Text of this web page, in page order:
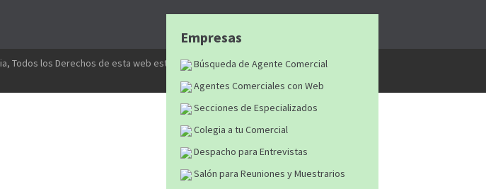
Empresas
Búsqueda de Agente Comercial
Agentes Comerciales con Web
Secciones de Especializados
Colegia a tu Comercial
Despacho para Entrevistas
Salón para Reuniones y Muestrarios
Todos los Derechos de esta web están reservados| Aviso Legal |Política de